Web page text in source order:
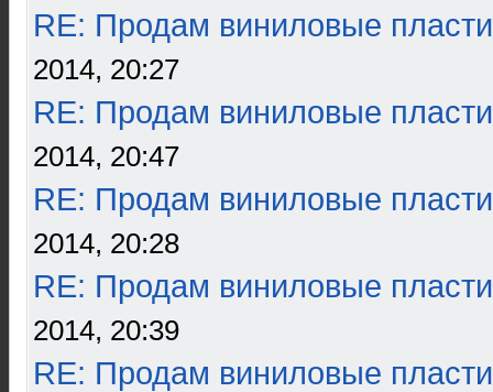
RE: Продам виниловые
2014, 20:27
RE: Продам виниловые
2014, 20:47
RE: Продам виниловые
2014, 20:28
RE: Продам виниловые
2014, 20:39
RE: Продам виниловые